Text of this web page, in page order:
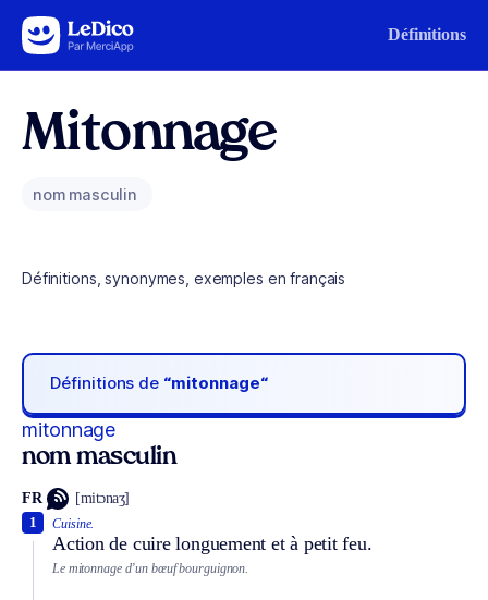
Aller au contenu Définitions
Mitonnage
nom masculin
Définitions, synonymes, exemples en français
Définitions de “mitonnage“
mitonnage
nom masculin
FR [mitɔnaʒ]
Cuisine.
Action de cuire longuement et à petit feu.
1
Le mitonnage d’un bœuf bourguignon.